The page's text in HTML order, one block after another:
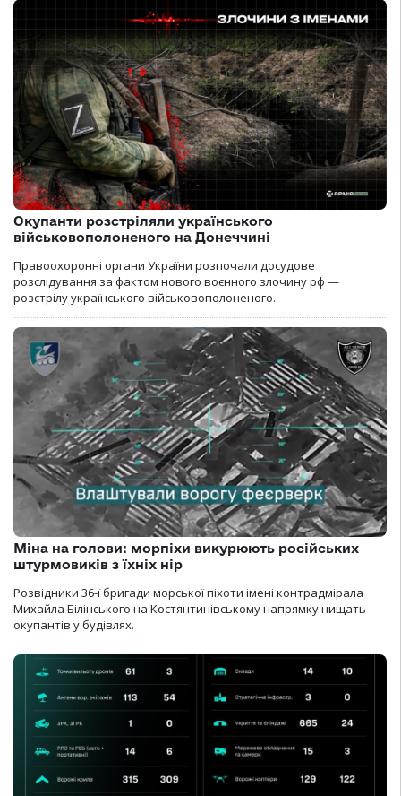
Окупанти розстріляли українського
військовополоненого на Донеччині
Правоохоронні органи України розпочали досудове
розслідування за фактом нового воєнного злочину рф —
розстрілу українського військовополоненого.
Міна на голови: морпіхи викурюють російських
штурмовиків з їхніх нір
Розвідники 36-ї бригади морської піхоти імені контрадмірала
Михайла Білінського на Костянтинівському напрямку нищать
окупантів у будівлях.